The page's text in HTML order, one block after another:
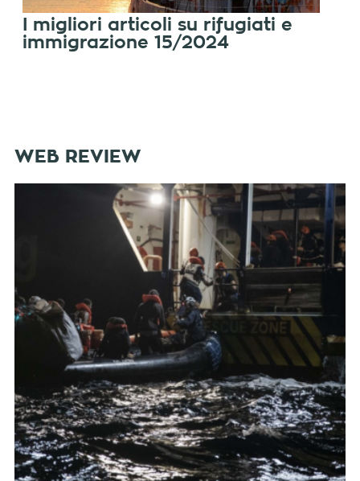
I migliori articoli su rifugiati e
immigrazione 15/2024
WEB REVIEW